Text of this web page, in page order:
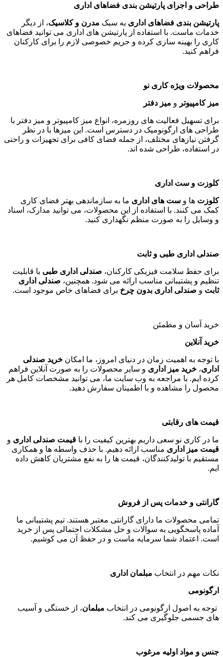
طراحی و اجرای پارتیشن بندی فضاهای اداری
پارتیشن بندی فضاهای اداری به سبک مدرن و کلاسیک، از دیگر
خدمات ماست. با استفاده از پارتیشن های اداری می توانید فضاهای
کاری را بهینه سازی کرده و حریم خصوصی لازم را برای کارکنان
فراهم کنید.
محصولات ویژه کاری نو
میز کامپیوتر و میز دفتر
برای تسهیل فعالیت های روزمره، انواع میز کامپیوتر و میز دفتر با
طراحی های ارگونومیک در دسترس است. این میزها با در نظر
گرفتن نیازهای مختلف، از جمله فضای کافی برای تجهیزات و راحتی
در استفاده، طراحی شده اند.
کلوزت و ست اداری
کلوزت ها و ست های اداری ما به سازماندهی بهتر فضای کاری
کمک می کنند. با استفاده از این محصولات، می توانید مدارک، اسناد
و وسایل را به صورت منظم نگهداری کنید.
صندلی اداری طبی و ثابت
برای حفظ سلامت فیزیکی کارکنان، صندلی اداری طبی با قابلیت
تنظیم و پشتیبانی مناسب ارائه می شود. همچنین، صندلی اداری
ثابت و صندلی اداری بدون چرخ برای فضاهای خاص موجود است.
خرید آسان و مطمئن
خرید آنلاین
با توجه به اهمیت زمان در دنیای امروز، ما امکان خرید صندلی
اداری، خرید میز اداری و سایر محصولات را به صورت آنلاین فراهم
کرده ایم. با مراجعه به وب سایت ما، می توانید مشخصات کامل هر
محصول را مشاهده و با اطمینان سفارش دهید.
قیمت های رقابتی
ما در کاری نو سعی داریم بهترین کیفیت را با قیمت صندلی اداری و
قیمت میز اداری مناسب ارائه دهیم. با حذف واسطه ها و همکاری
مستقیم با تولیدکنندگان، قیمت ها را به نفع مشتریان کاهش داده
ایم.
گارانتی و خدمات پس از فروش
تمامی محصولات ما دارای گارانتی معتبر هستند. تیم پشتیبانی ما
آماده پاسخگویی به سوالات و حل مشکلات احتمالی پس از خرید
است. اعتماد شما سرمایه ماست و در حفظ آن می کوشیم.
نکات مهم در انتخاب مبلمان اداری
ارگونومی
توجه به اصول ارگونومی در انتخاب مبلمان، از خستگی و آسیب
های جسمی جلوگیری می کند.
جنس و مواد اولیه مرغوب